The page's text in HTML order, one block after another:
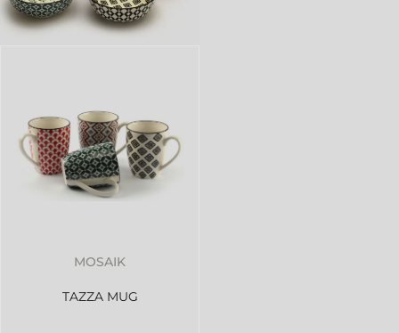
MOSAIK
TAZZA MUG